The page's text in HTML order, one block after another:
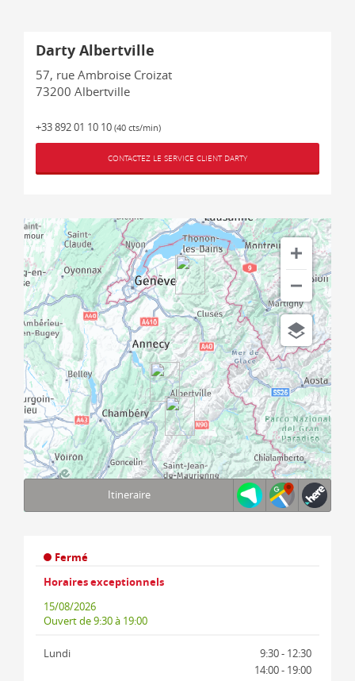
Darty Albertville
57, rue Ambroise Croizat
73200 Albertville
+33 892 01 10 10 (40 cts/min)
CONTACTEZ LE SERVICE CLIENT DARTY
© 1987–2026 HERE
Itineraire
Fermé
Horaires exceptionnels
15/08/2026
Ouvertde 9:30 à 19:00
Lundi
9:30 - 12:30
14:00 - 19:00